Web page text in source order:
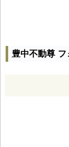
豊中不動尊